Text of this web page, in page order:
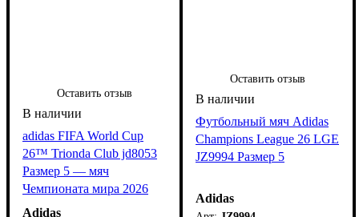
Оставить отзыв
adidas FIFA World Cup
26™ Trionda Club jd8053
Размер 5 — мяч
Чемпионата мира 2026
Adidas
Оставить отзыв
Футбольный мяч Adidas
Champions League 26 LGE
JZ9994 Размер 5
Adidas